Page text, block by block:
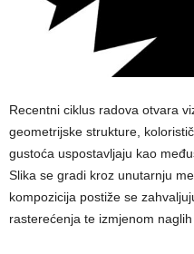
Recentni ciklus radova otvara
geometrijske strukture,
gustoća uspostavljaju kao
Slika se gradi kroz unutarnju
kompozicija postiže se
rasterećenja te izmjenom